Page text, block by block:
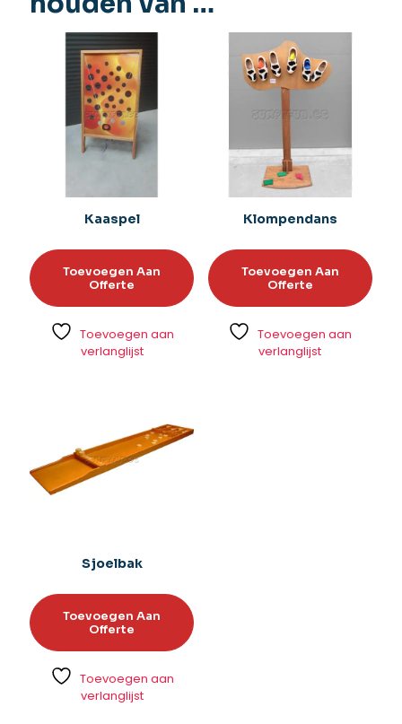
Kaaspel
Toevoegen Aan
Offerte
Toevoegen aan
verlanglijst
Klompendans
Toevoegen Aan
Offerte
Toevoegen aan
verlanglijst
Sjoelbak
Toevoegen Aan
Offerte
Toevoegen aan
verlanglijst